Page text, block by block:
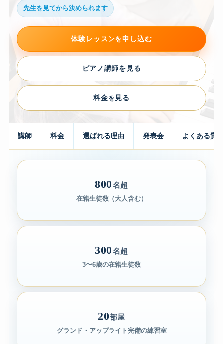
先生を見てから決められます
体験レッスンを申し込む
ピアノ講師を見る
料金を見る
講師 料金 選ばれる理由 発表会 よくある質
800名超
在籍生徒数（大人含む）
300名超
3〜6歳の在籍生徒数
20部屋
グランド・アップライト完備の練習室